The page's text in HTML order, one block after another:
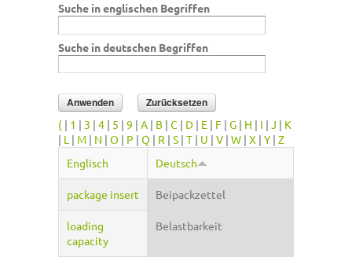
Suche in englischen Begriffen
Suche in deutschen Begriffen
( | 1 | 3 | 4 | 5 | 9 | A | B | C | D | E | F | G | H | I | J | K
| L | M | N | O | P | Q | R | S | T | U | V | W | X | Y | Z
Englisch
Deutsch
package insert Beipackzettel
loading
capacity
Belastbarkeit